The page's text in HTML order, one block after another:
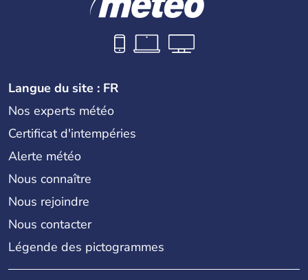
Langue du site : FR
Nos experts météo
Certificat d'intempéries
Alerte météo
Nous connaître
Nous rejoindre
Nous contacter
Légende des pictogrammes